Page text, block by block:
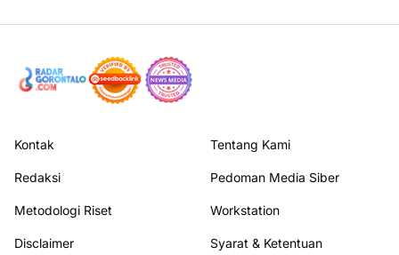
Kontak Tentang Kami
Redaksi Pedoman Media Siber
Metodologi Riset Workstation
Disclaimer Syarat & Ketentuan